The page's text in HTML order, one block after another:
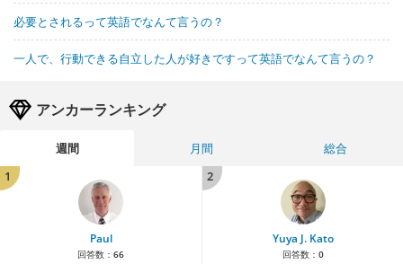
必要とされるって英語でなんて言うの？
一人で、行動できる自立した人が好きですって英語でなんて言うの？
アンカーランキング
週間 月間
総合
1
Paul
回答数： 66
2
Yuya J. Kato
回答数： 0